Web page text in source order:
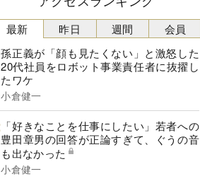
最新
孫正義が「顔も見たくない」と激怒した
20代社員をロボット事業責任者に抜擢し
たワケ
小倉健一
「好きなことを仕事にしたい」若者への
豊田章男の回答が正論すぎて、ぐうの音
も出なかった
小倉健一
昨日 週間 会員